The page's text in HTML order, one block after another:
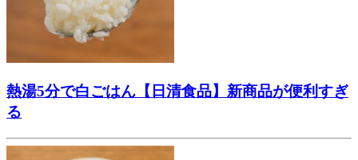
熱湯5分で白ごはん【日清食品】新商品が便利すぎ
る